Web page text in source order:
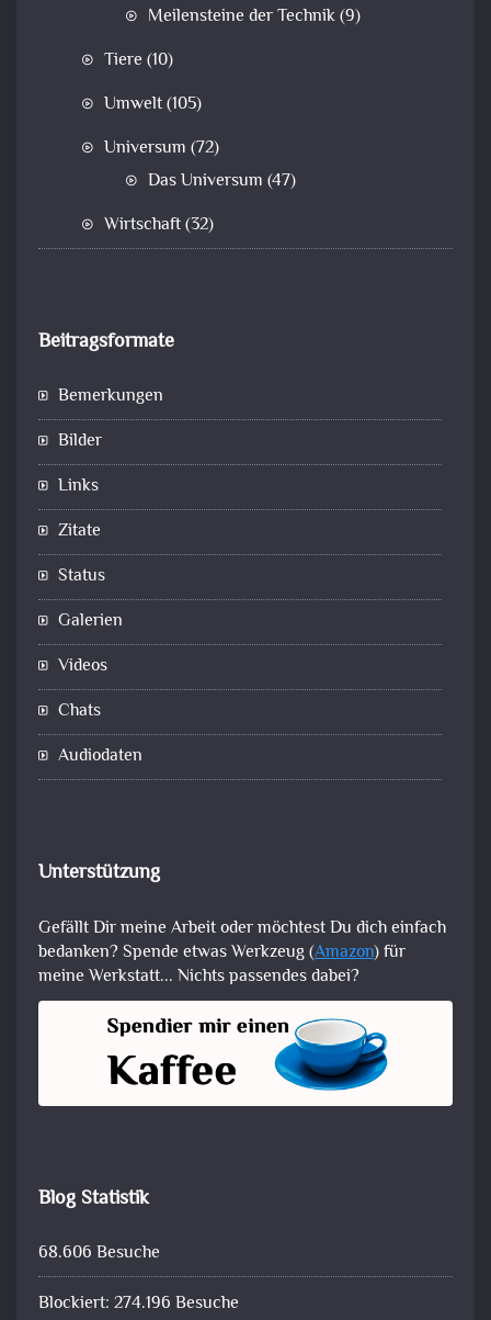
Meilensteine der Technik(9)
Tiere (10)
Umwelt(105)
Universum (72)
Das Universum (47)
Wirtschaft(32)
Beitragsformate
Bemerkungen
Bilder
Links
Zitate
Status
Galerien
Videos
Chats
Audiodaten
Unterstützung
Gefällt Dir meine Arbeit oder möchtest Du dich einfach
bedanken? Spende etwas Werkzeug (Amazon) für
meine Werkstatt... Nichts passendes dabei?
Blog Statistik
68.606 Besuche
Blockiert: 274.196 Besuche